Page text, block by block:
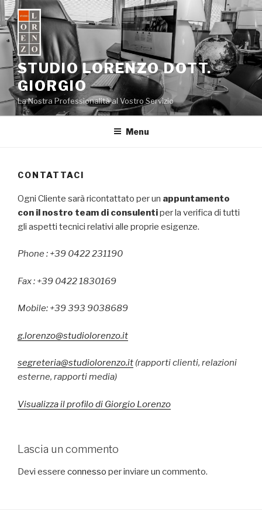
Salta
al
contenuto
STUDIO LORENZO DOTT.
GIORGIO
La Nostra Professionalità al Vostro Servizio
Menu
CONTATTACI
Ogni Cliente sarà ricontattato per un appuntamento
con il nostro team di consulentiper la verifica di tutti
gli aspetti tecnici relativi alle proprie esigenze.
Phone : +39 0422 231190
Fax : +39 0422 1830169
Mobile: +39 393 9038689
g.lorenzo@studiolorenzo.it
segreteria@studiolorenzo.it (rapporti clienti, relazioni
esterne, rapporti media)
Visualizza il profilo di Giorgio Lorenzo
Lascia un commento
Devi essere connesso per inviare un commento.